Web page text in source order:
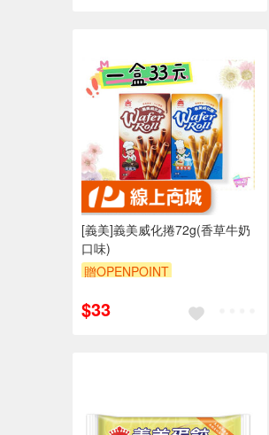
[義美]義美威化捲72g(香草牛奶
口味)
贈OPENPOINT
$33